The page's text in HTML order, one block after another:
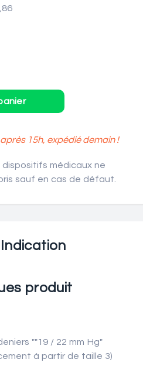
15h, expédié demain !
médicaux ne
sauf en cas de défaut.
Indication
produit
""19 / 22 mm Hg"
à partir de taille 3)